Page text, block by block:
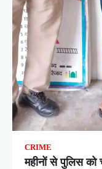
CRIME
महीनों से पुलिस को